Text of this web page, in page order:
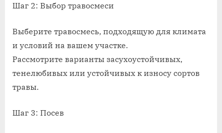
Шаг 2: Выбор травосмеси
Выберите травосмесь, подходящую для климата
и условий на вашем участке.
Рассмотрите варианты засухоустойчивых,
тенелюбивых или устойчивых к износу сортов
травы.
Шаг 3: Посев